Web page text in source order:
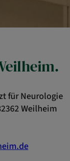
für Neurologie
Weilheim